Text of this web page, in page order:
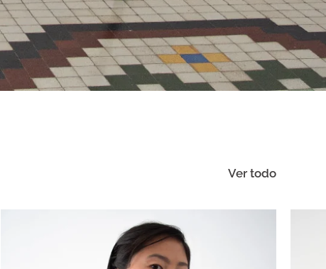
Ver todo